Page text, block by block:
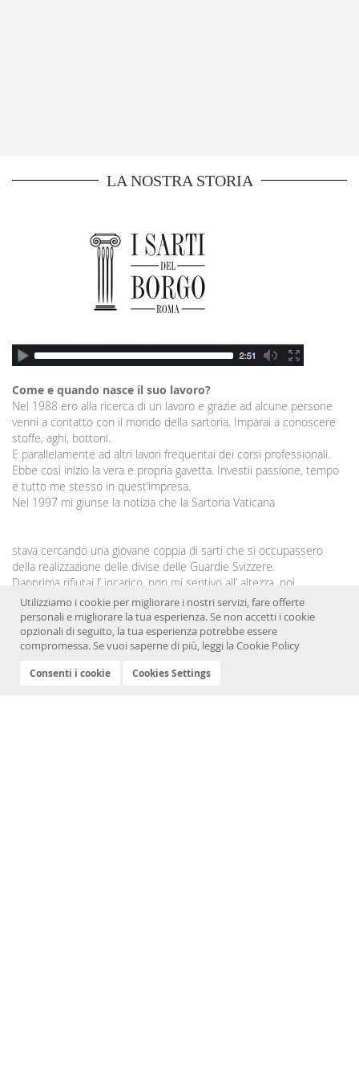
LA NOSTRA STORIA
Come e quando nasce il suo lavoro?
Nel 1988 ero alla ricerca di un lavoro e grazie ad alcune persone
venni a contatto con il mondo della sartoria. Imparai a conoscere
stoffe, aghi, bottoni.
E parallelamente ad altri lavori frequentai dei corsi professionali.
Ebbe così inizio la vera e propria gavetta. Investii passione, tempo
e tutto me stesso in quest’impresa.
Nel 1997 mi giunse la notizia che la Sartoria Vaticana
stava cercando una giovane coppia di sarti che si occupassero
della realizzazione delle divise delle Guardie Svizzere.
Dapprima rifiutai l’ incarico, non mi sentivo all’ altezza, poi
riflettendo capii il grande onore nel poter lavorare, seppur
indirettamente, per il Santo Padre. Ricordo che per iniziare anche
mia madre mi aiutò, lavorando per me ore ed ore. La storia ha fatto
il resto...Continua a leggere »
Utilizziamo i cookie per migliorare i nostri servizi, fare offerte
personali e migliorare la tua esperienza. Se non accetti i cookie
opzionali di seguito, la tua esperienza potrebbe essere
compromessa. Se vuoi saperne di più, leggi laCookie Policy
Consenti i cookie Cookies Settings